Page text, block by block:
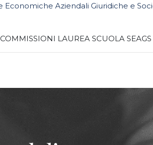
Economiche Aziendali Giuridiche e
LAUREA SCUOLA